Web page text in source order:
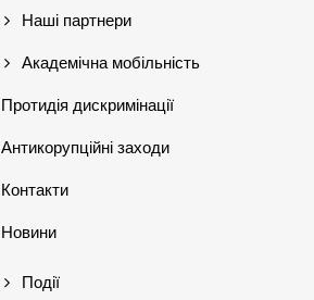
Наші партнери
Академічна мобільність
Протидія дискримінації
Антикорупційні заходи
Контакти
Новини
Події